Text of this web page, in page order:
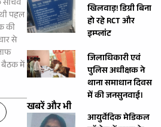
सचिव
पहल
की
से
बैठक में
खिलवाड़! डिग्री बिना
हो रहे RCT और
इम्प्लांट
जिलाधिकारी एवं
पुलिस अधीक्षक ने
थाना समाधान दिवस
में की जनसुनवाई।
खबरें और भी
आयुर्वेदिक मेडिकल